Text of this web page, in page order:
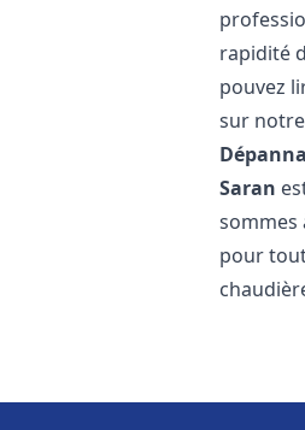
rapidité
pouvez
sur
Saran
sommes
pour